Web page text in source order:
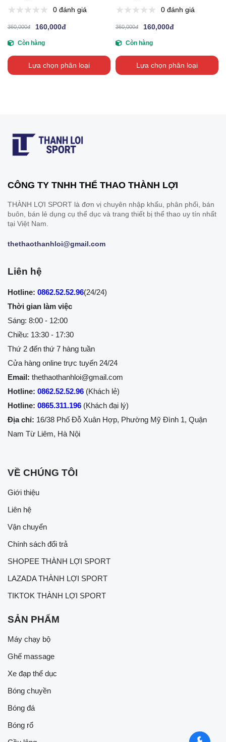
0 đánh giá
360,000đ 160,000đ
Còn hàng
Lựa chọn phân loại
0 đánh giá
360,000đ 160,000đ
Còn hàng
Lựa chọn phân loại
CÔNG TY TNHH THỂ THAO THÀNH LỢI
THÀNH LỢI SPORT là đơn vị chuyên nhập khẩu, phân phối, bán
buôn, bán lẻ dụng cụ thể dục và trang thiết bị thể thao uy tín nhất
tại Việt Nam.
thethaothanhloi@gmail.com
Liên hệ
Hotline: 0862.52.52.96(24/24)
Thời gian làm việc
Sáng: 8:00 - 12:00
Chiều: 13:30 - 17:30
Thứ 2 đến thứ 7 hàng tuần
Cửa hàng online trực tuyến 24/24
Email: thethaothanhloi@gmail.com
Hotline: 0862.52.52.96 (Khách lẻ)
Hotline: 0865.311.196 (Khách đại lý)
Địa chỉ: 16/38 Phố Đỗ Xuân Hợp, Phường Mỹ Đình 1, Quận
Nam Từ Liêm, Hà Nội
VỀ CHÚNG TÔI
Giới thiệu
Liên hệ
Vận chuyển
Chính sách đổi trả
SHOPEE THÀNH LỢI SPORT
LAZADA THÀNH LỢI SPORT
TIKTOK THÀNH LỢI SPORT
SẢN PHẨM
Máy chạy bộ
Ghế massage
Xe đạp thể dục
Bóng chuyền
Bóng đá
Bóng rổ